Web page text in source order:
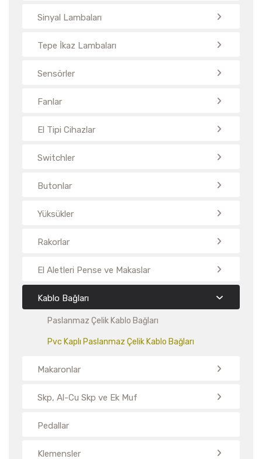
Sinyal Lambaları
Tepe İkaz Lambaları
Sensörler
Fanlar
El Tipi Cihazlar
Switchler
Butonlar
Yüksükler
Rakorlar
El Aletleri Pense ve Makaslar
Kablo Bağları
Paslanmaz Çelik Kablo Bağları
Pvc Kaplı Paslanmaz Çelik Kablo Bağları
Makaronlar
Skp, Al-Cu Skp ve Ek Muf
Pedallar
Klemensler